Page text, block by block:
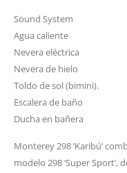
Sound System
Agua caliente
Nevera eléctrica
Nevera de hielo
Toldo de sol (bimini).
Escalera de baño
Ducha en bañera
Monterey 298 ‘Karibú’
modelo 298 ‘Super